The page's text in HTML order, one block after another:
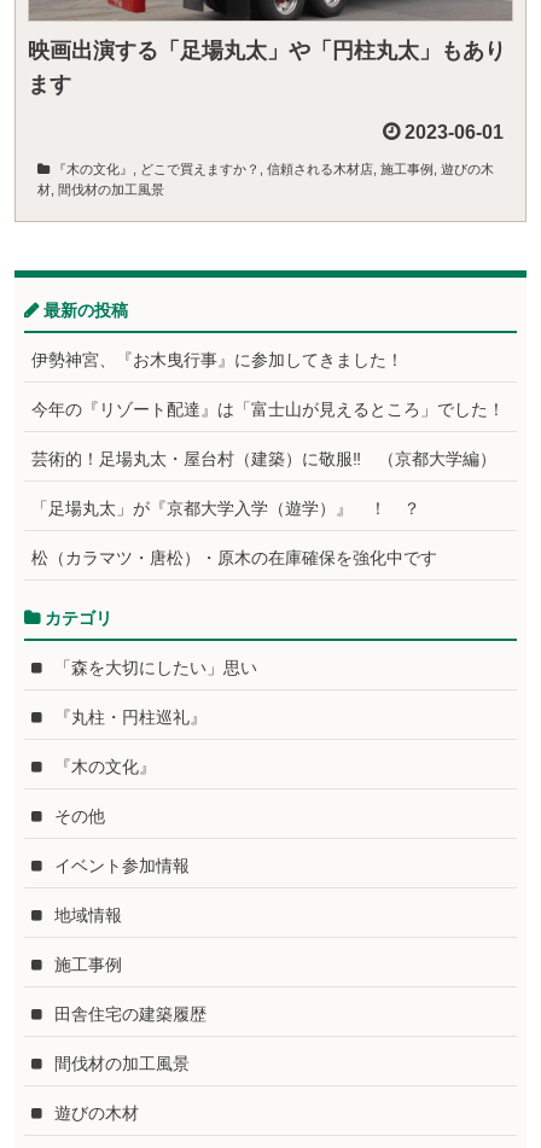
映画出演する「足場丸太」や「円柱丸太」もあり
ます
2023-06-01
『木の文化』 どこで買えますか？ 信頼される木材店 施工事例 遊びの木
材 間伐材の加工風景
最新の投稿
伊勢神宮、『お木曳行事』に参加してきました！
今年の『リゾート配達』は「富士山が見えるところ」でした！
芸術的！足場丸太・屋台村（建築）に敬服‼ （京都大学編）
「足場丸太」が『京都大学入学（遊学）』 ！ ？
松（カラマツ・唐松）・原木の在庫確保を強化中です
カテゴリ
「森を大切にしたい」思い
『丸柱・円柱巡礼』
『木の文化』
その他
イベント参加情報
地域情報
施工事例
田舎住宅の建築履歴
間伐材の加工風景
遊びの木材